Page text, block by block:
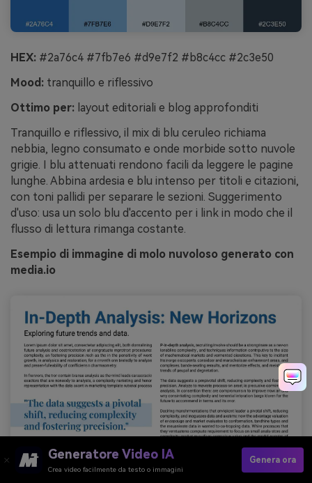
HEX: #2a76c4 #7fb7e6 #d9e7f2 #b8c4cc #2c3e50
Mood: tranquillo e riflessivo
Ottimo per: layout editoriali e blog approfonditi
Tranquillo e riflessivo, il mix di blu ceruleo richiama
nebbia, legno consumato e onde morbide sotto nuvole
grigie. I blu attenuati rendono facili da leggere le pagine
lunghe. Abbina ardesia e blu intenso per titoli e citazioni,
con toni pallidi per separare le sezioni. Suggerimento
d'uso: usa un solo blu d'accento per i link in modo che il
flusso di lettura rimanga costante.
Esempio di immagine di molo nuvoloso generato con
media.io
Generatore Video IA
Crea video facilmente da testo o immagini
Genera ora